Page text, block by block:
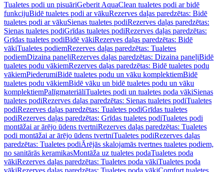
Tualetes podi un pisuāriGeberit AquaClean tualetes podi ar bidē
funkcijuBidē tualetes podi ar vākuRezerves daļas paredzētas: Bidē
tualetes podi ar vākuSienas tualetes podiRezerves daļas paredzētas:
Sienas tualetes podiGrīdas tualetes podiRezerves daļas paredzētas:
Grīdas tualetes podiBidē vākiRezerves daļas paredzētas: Bidē
vākiTualetes podiemRezerves daļas paredzētas: Tualetes
podiemDizaina paneļiRezerves daļas paredzētas: Dizaina paneļiBidē
tualetes podu vākiemRezerves daļas paredzētas: Bidē tualetes podu
vākiemPiederumiBidē tualetes podu un vāku komplektiemBidē
tualetes podu vākiemBidē vāku un bidē tualetes podu un vāku
komplektiemPalīgmateriāliTualetes podi un tualetes poda vākiSienas
tualetes podiRezerves daļas paredzētas: Sienas tualetes podiTualetes
podiRezerves daļas paredzētas: Tualetes podiGrīdas tualetes
podiRezerves daļas paredzētas: Grīdas tualetes podiTualetes podi
montāžai ar ārējo ūdens tvertniRezerves daļas paredzētas: Tualetes
podi montāžai ar ārējo ūdens tvertniTualetes podiRezerves daļas
paredzētas: Tualetes podiĀrējās skalojamās tvertnes tualetes podiem,
no sanitārās keramikasMontāža uz tualetes podaTualetes poda
vākiRezerves daļas paredzētas: Tualetes poda vākiTualetes poda
vākiRezerves daļas paredzētas: Tualetes poda vākiComfort tualetes